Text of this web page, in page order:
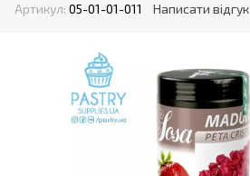
Артикул: 05-01-01-011 Написати відгук